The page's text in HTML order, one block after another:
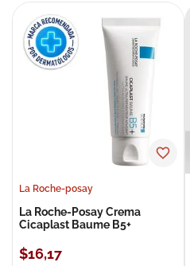
La Roche-posay
La Roche-Posay Crema
Cicaplast Baume B5+
$16,17